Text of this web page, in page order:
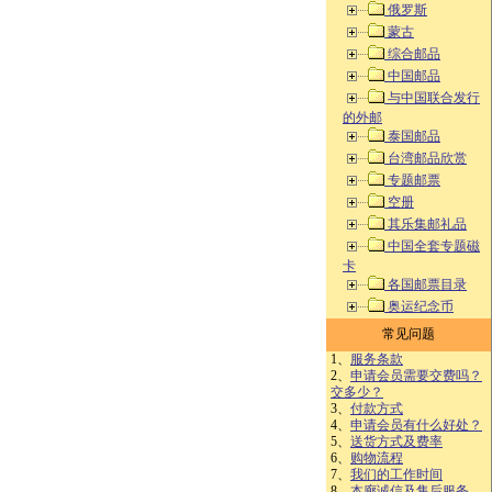
俄罗斯
蒙古
综合邮品
中国邮品
与中国联合发行
的外邮
泰国邮品
台湾邮品欣赏
专题邮票
空册
其乐集邮礼品
中国全套专题磁
卡
各国邮票目录
奥运纪念币
常见问题
1、 服务条款
2、 申请会员需要交费吗？
交多少？
3、 付款方式
4、 申请会员有什么好处？
5、 送货方式及费率
6、 购物流程
7、 我们的工作时间